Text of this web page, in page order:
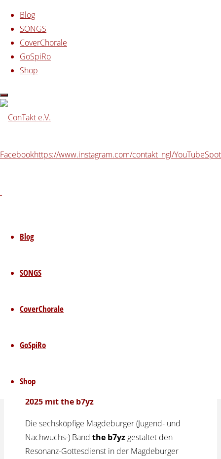
Zum Inhalt springen
Blog
SONGS
CoverChorale
GoSpiRo
Shop
Facebookhttps://www.instagram.com/contakt_ngl/YouTube
Blog
SONGS
CoverChorale
GoSpiRo
Shop
Start
Resonanz-Musik-
Gottesdienst mit
the b7yz
13.12.2025
zum letzten
2025 mitthe b7yz
Die sechsköpfige Magdeburger (Jugend- und
Nachwuchs-) Bandthe b7yz gestaltet den
Resonanz-Gottesdienst in der Magdeburger